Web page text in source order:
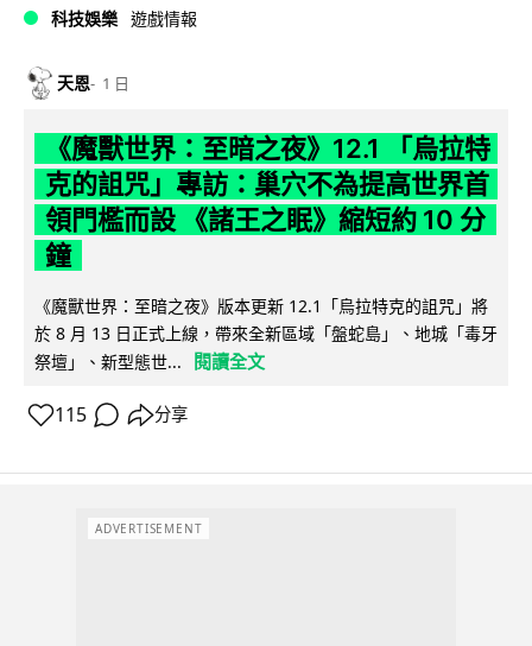
科技娛樂 遊戲情報
天恩 1 日
《魔獸世界：至暗之夜》12.1 「烏拉特
克的詛咒」專訪：巢穴不為提高世界首
領門檻而設 《諸王之眠》縮短約 10 分
鐘
《魔獸世界：至暗之夜》版本更新 12.1「烏拉特克的詛咒」將
於 8 月 13 日正式上線，帶來全新區域「盤蛇島」、地城「毒牙
祭壇」、新型態世...
閱讀全文
115 分享
ADVERTISEMENT